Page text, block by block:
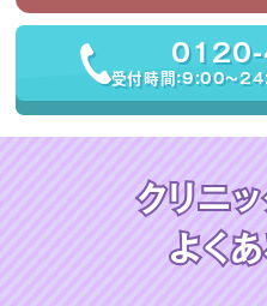
受付時間：9:00〜
クリニ
よく